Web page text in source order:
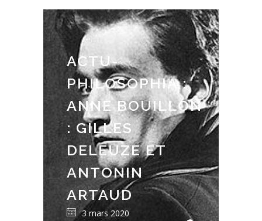
ACTU-
PHILOSOPHIA :
ANNE BOUILLON
: GILLES
DELEUZE ET
ANTONIN
ARTAUD
3 mars 2020